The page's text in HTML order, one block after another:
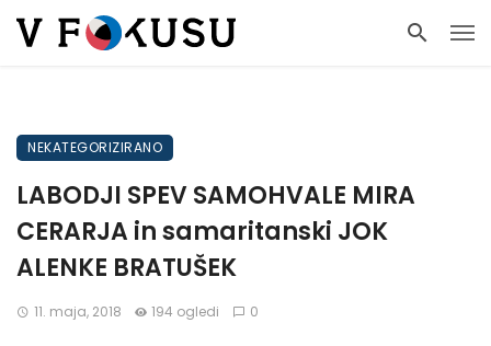
NEKATEGORIZIRANO
LABODJI SPEV SAMOHVALE MIRA
CERARJA in samaritanski JOK
ALENKE BRATUŠEK
11. maja, 2018 194 ogledi 0